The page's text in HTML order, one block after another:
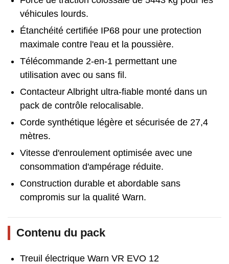
véhicules lourds.
Étanchéité certifiée IP68 pour une protection
maximale contre l'eau et la poussière.
Télécommande 2-en-1 permettant une
utilisation avec ou sans fil.
Contacteur Albright ultra-fiable monté dans un
pack de contrôle relocalisable.
Corde synthétique légère et sécurisée de 27,4
mètres.
Vitesse d'enroulement optimisée avec une
consommation d'ampérage réduite.
Construction durable et abordable sans
compromis sur la qualité Warn.
Contenu du pack
Treuil électrique Warn VR EVO 12